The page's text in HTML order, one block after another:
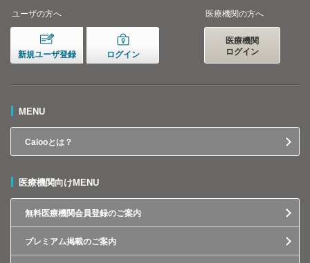
ユーザの方へ
新規ユーザ登録 ログイン
医療機関の方へ
医療機関
ログイン
MENU
Calooとは？
医療機関向けMENU
無料医療機関会員登録のご案内
プレミアム掲載のご案内